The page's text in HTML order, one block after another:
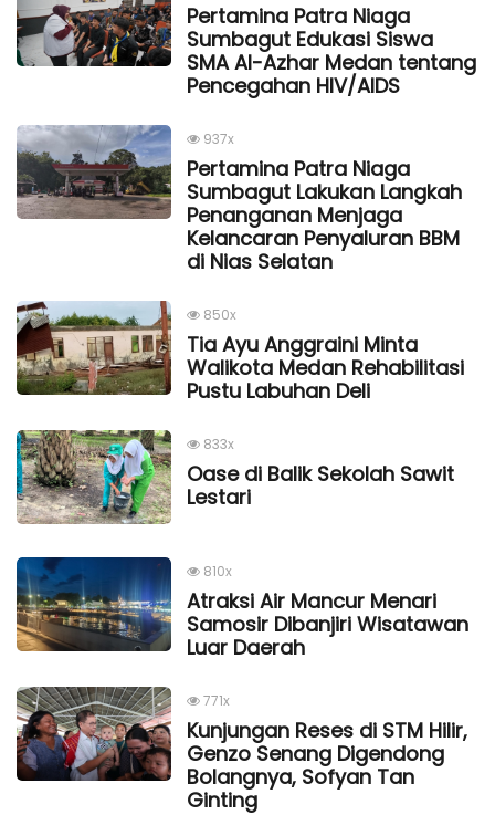
Pertamina Patra Niaga
Sumbagut Edukasi Siswa
SMA Al-Azhar Medan tentang
Pencegahan HIV/AIDS
937x
Pertamina Patra Niaga
Sumbagut Lakukan Langkah
Penanganan Menjaga
Kelancaran Penyaluran BBM
di Nias Selatan
850x
Tia Ayu Anggraini Minta
Walikota Medan Rehabilitasi
Pustu Labuhan Deli
833x
Oase di Balik Sekolah Sawit
Lestari
810x
Atraksi Air Mancur Menari
Samosir Dibanjiri Wisatawan
Luar Daerah
771x
Kunjungan Reses di STM Hilir,
Genzo Senang Digendong
Bolangnya, Sofyan Tan
Ginting